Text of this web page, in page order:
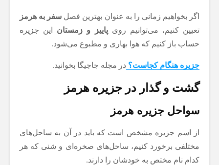
اگر بخواهیم زمانی را به عنوان بهترین فصل سفر به هرمز
تعیین کنیم، می‌توانیم رویپاییز و زمستان این جزیره
حساب باز کنیم که هوا بهاری و مطبوع می‌شود.
جزیره هنگام کجاست؟ در مجله جاجیگا بخوانید.
گشت و گذار در جزیره هرمز
سواحل جزیره هرمز
از اسم جزیره مشخص است که باید در آن به ساحل‌های
مختلفی برخورد کنیم، ساحل‌های صخره‌ای و شنی که هر
کدام نام مختص به خودشان را دارند.